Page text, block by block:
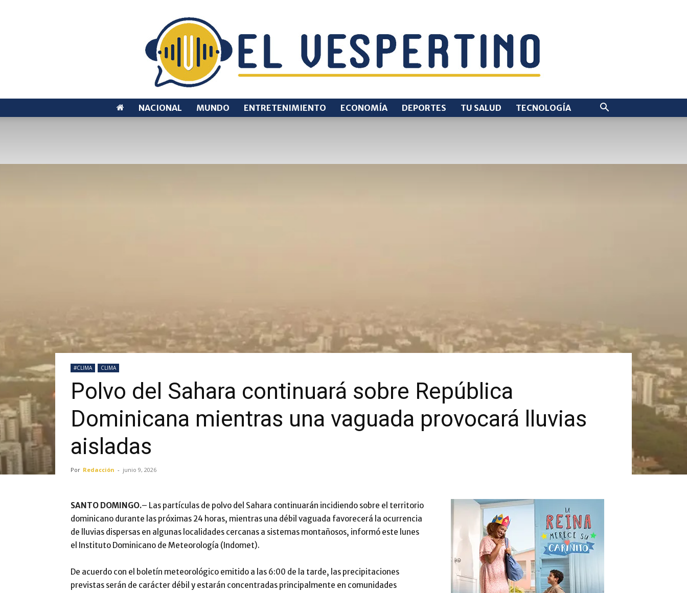
NACIONAL MUNDO ENTRETENIMIENTO ECONOMÍA DEPORTES TU SALUD TECNOLOGÍA
#CLIMA CLIMA
Polvo del Sahara continuará sobre República
Dominicana mientras una vaguada provocará lluvias
aisladas
Por Redacción - junio 9, 2026
SANTO DOMINGO.– Las partículas de polvo del Sahara continuarán incidiendo sobre el territorio
dominicano durante las próximas 24 horas, mientras una débil vaguada favorecerá la ocurrencia
de lluvias dispersas en algunas localidades cercanas a sistemas montañosos, informó este lunes
el Instituto Dominicano de Meteorología (Indomet).
De acuerdo con el boletín meteorológico emitido a las 6:00 de la tarde, las precipitaciones
previstas serán de carácter débil y estarán concentradas principalmente en comunidades